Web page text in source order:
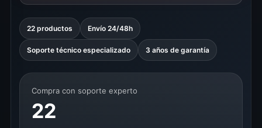
22 productos Envío 24/48h
Soporte técnico especializado 3 años de garantía
Compra con soporte experto
22